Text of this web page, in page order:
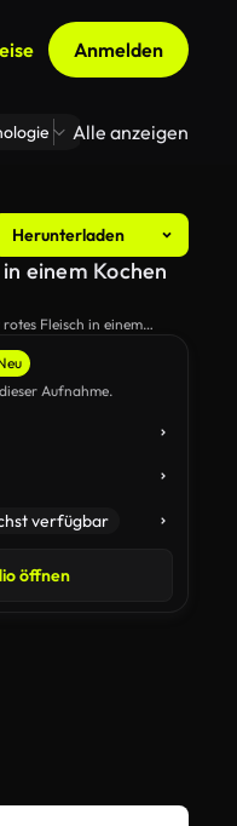
Anmelden
Zoom Virtuelle
Alle anzeigen
Herunterladen
Aufnahme.
verfügbar
öffnen
einem Kochen
Fleisch in einem